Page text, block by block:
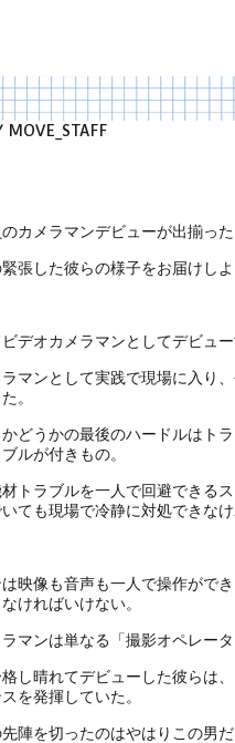
MOVE_STAFF
カメラマンデビューが出揃った
張した彼らの様子をお届けしよ
デオカメラマンとしてデビュ
マンとして実践で現場に入り
。
どうかの最後のハードルはト
ルが付きもの。
トラブルを一人で回避できる
いても現場で冷静に対処できな
映像も音声も一人で操作がで
ければいけない。
マンは単なる「撮影オペレー
し晴れてデビューした彼らは
を発揮していた。
陣を切ったのはやはりこの男だ